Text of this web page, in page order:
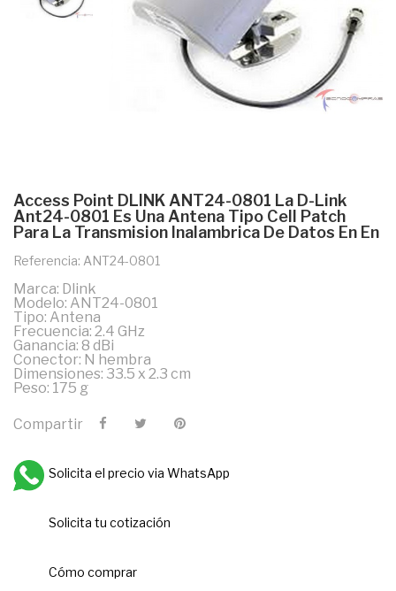
Access Point DLINK ANT24-0801 La D-Link
Ant24-0801 Es Una Antena Tipo Cell Patch
Para La Transmision Inalambrica De Datos En En
Referencia: ANT24-0801
Marca: Dlink
Modelo: ANT24-0801
Tipo: Antena
Frecuencia: 2.4 GHz
Ganancia: 8 dBi
Conector: N hembra
Dimensiones: 33.5 x 2.3 cm
Peso: 175 g
Compartir
Solicita el precio via WhatsApp
Solicita tu cotización
Cómo comprar